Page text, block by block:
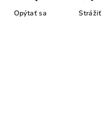
Opýtať sa Strážiť